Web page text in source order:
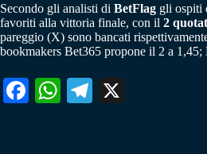
Secondo gli analisti di BetFlag gli ospiti
favoriti alla vittoria finale, con il 2
pareggio (X) sono bancati
bookmakers Bet365 propone il 2 a
Fa W
Te